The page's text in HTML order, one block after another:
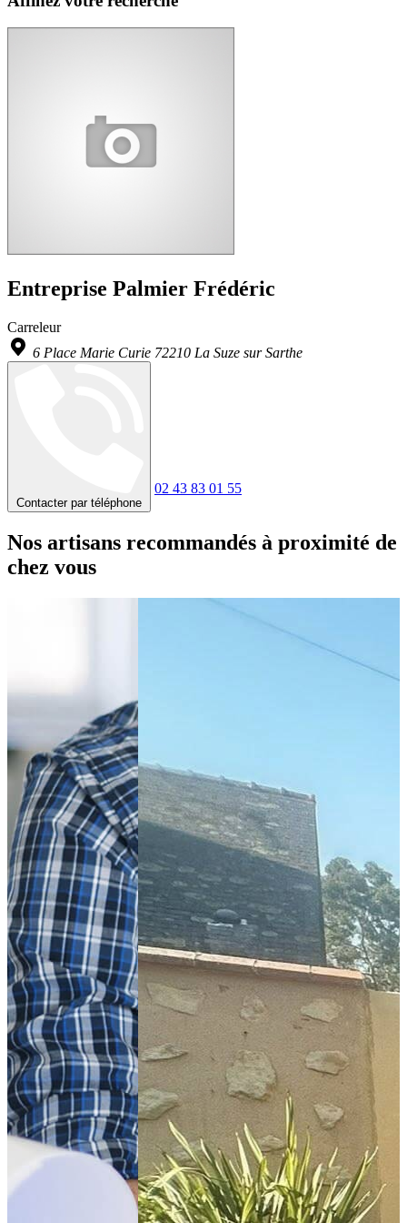
Entreprise Palmier Frédéric
Carreleur
6 Place Marie Curie 72210 La Suze sur Sarthe
Contacter par téléphone
02 43 83 01 55
Nos artisans recommandés à proximité de
chez vous